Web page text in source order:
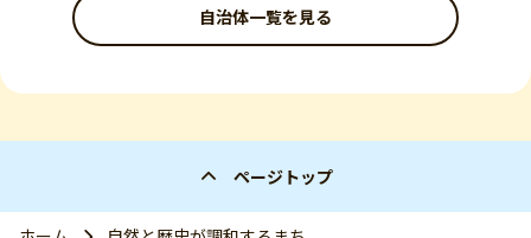
自治体一覧を見る
ページトップ